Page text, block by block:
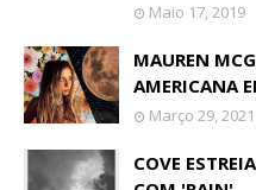
Maio 17, 2019
MAUREN
AMERICANA
Março 29, 2021
COVE